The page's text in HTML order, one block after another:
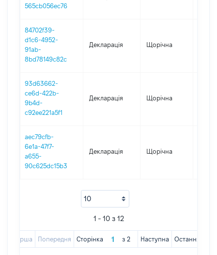
565cb056ec76
84702f39-
d1c6-4952-
91ab-
8bd78149c82c
Декларація Щорічна
93d63662-
ce6d-422b-
9b4d-
c92ee221a5f1
Декларація Щорічна
aec79cfb-
6e1a-47f7-
a655-
90c625dc15b3
Декларація Щорічна
1 - 10 з 12
Перша Попередня Сторінка з 2 Наступна Остання